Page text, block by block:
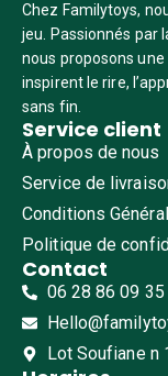
Chez Familytoys,
jeu. Passionnés par
nous proposons
inspirent le rire,
sans fin.
Service client
À propos de nous
Service de
Conditions
Politique de
Contact
06 28 86 09 35
Lot Soufiane n